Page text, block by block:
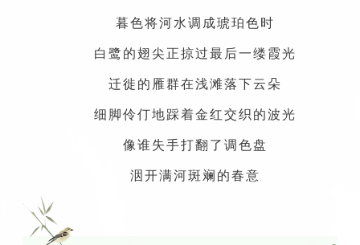
暮色将河水调成琥珀色时
白鹭的翅尖正掠过最后一缕霞光
迁徙的雁群在浅滩落下云朵
细脚伶仃地踩着金红交织的波光
像谁失手打翻了调色盘
洇开满河斑斓的春意